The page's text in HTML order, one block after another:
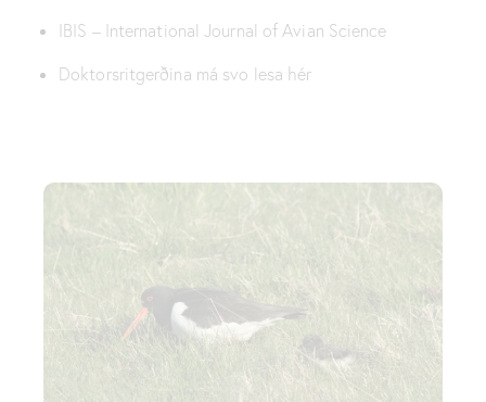
IBIS – International Journal of Avian Science
Doktorsritgerðina má svo lesa hér